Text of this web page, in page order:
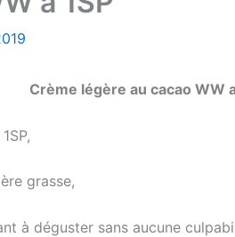
Crème légère au cacao WW
grasse,
à déguster sans aucune